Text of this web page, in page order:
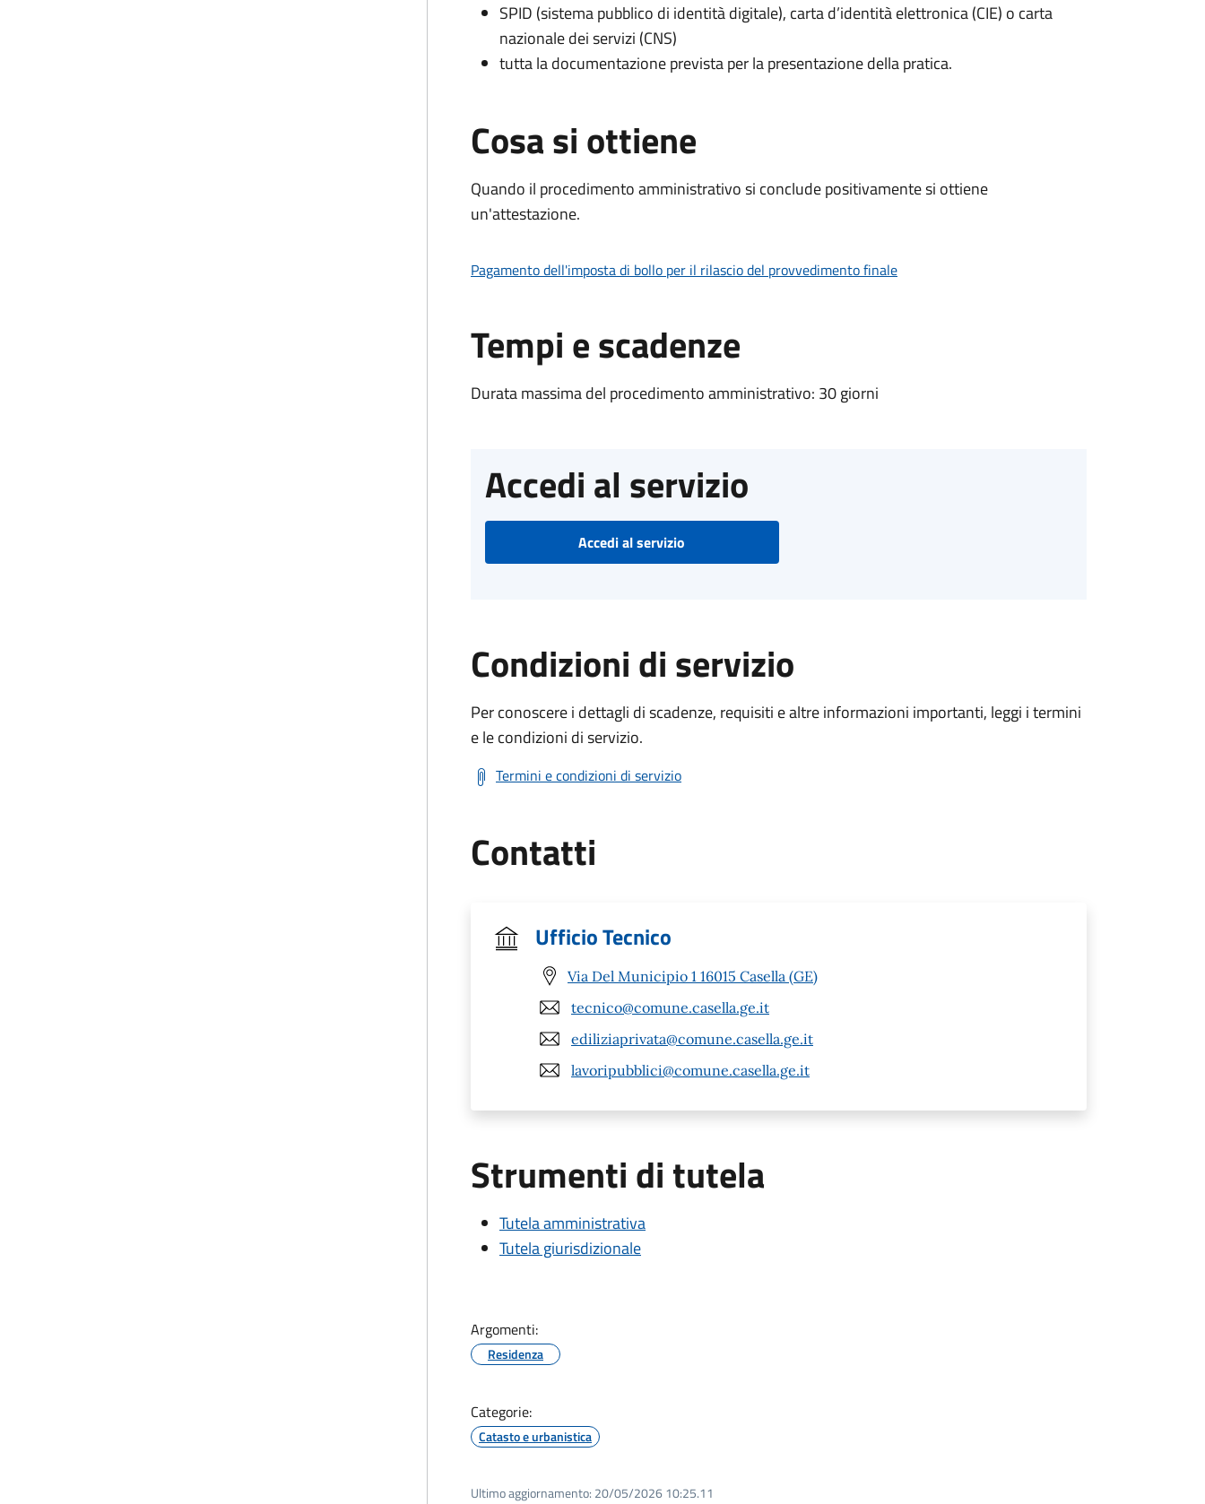
SPID (sistema pubblico di identità digitale), carta d’identità elettronica (CIE) o carta
nazionale dei servizi (CNS)
tutta la documentazione prevista per la presentazione della pratica.
Cosa si ottiene
Quando il procedimento amministrativo si conclude positivamente si ottiene
un'attestazione.
Pagamento dell'imposta di bollo per il rilascio del provvedimento finale
Tempi e scadenze
Durata massima del procedimento amministrativo: 30 giorni
Accedi al servizio
Accedi al servizio
Condizioni di servizio
Per conoscere i dettagli di scadenze, requisiti e altre informazioni importanti, leggi i termini
e le condizioni di servizio.
Termini e condizioni di servizio
Contatti
Ufficio Tecnico
Via Del Municipio 1 16015 Casella (GE)
tecnico@comune.casella.ge.it
ediliziaprivata@comune.casella.ge.it
lavoripubblici@comune.casella.ge.it
Strumenti di tutela
Tutela amministrativa
Tutela giurisdizionale
Argomenti:
Residenza
Categorie:
Catasto e urbanistica
Ultimo aggiornamento: 20/05/2026 10:25.11